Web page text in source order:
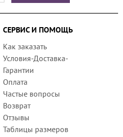
СЕРВИС И ПОМОЩЬ
Как заказать
Условия-Доставка-
Гарантии
Оплата
Частые вопросы
Возврат
Отзывы
Таблицы размеров